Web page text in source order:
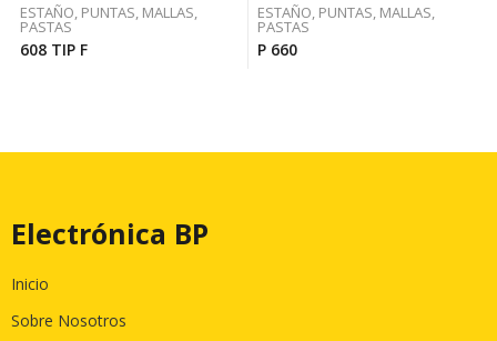
ESTAÑO, PUNTAS, MALLAS,
PASTAS
608 TIP F
ESTAÑO, PUNTAS, MALLAS,
PASTAS
P 660
Electrónica BP
Inicio
Sobre Nosotros